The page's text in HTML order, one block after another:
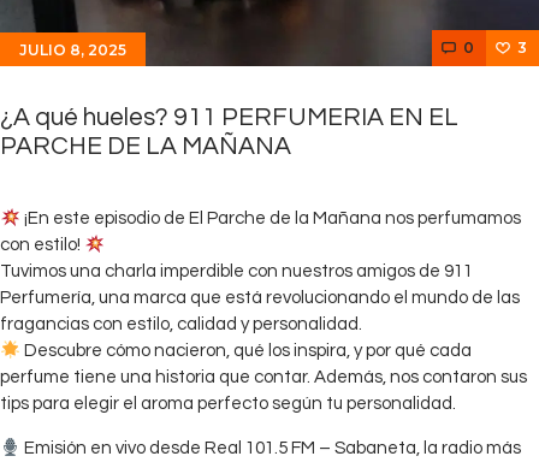
JULIO 8, 2025 0 3
¿A qué hueles? 911 PERFUMERIA EN EL
PARCHE DE LA MAÑANA
¡En este episodio de El Parche de la Mañana nos perfumamos
con estilo!
Tuvimos una charla imperdible con nuestros amigos de 911
Perfumería, una marca que está revolucionando el mundo de las
fragancias con estilo, calidad y personalidad.
Descubre cómo nacieron, qué los inspira, y por qué cada
perfume tiene una historia que contar. Además, nos contaron sus
tips para elegir el aroma perfecto según tu personalidad.
Emisión en vivo desde Real 101.5 FM – Sabaneta, la radio más